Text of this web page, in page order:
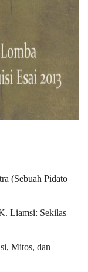
(Sebuah Pidato
Liamsi: Sekilas
Mitos, dan